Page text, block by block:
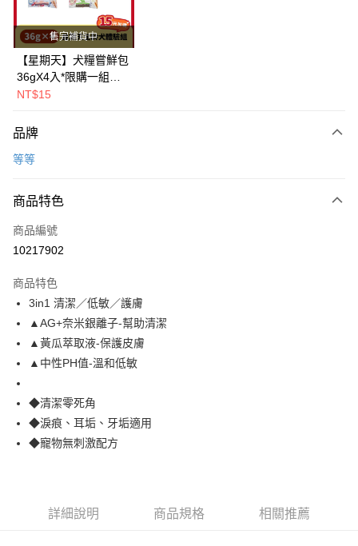
街口支付
悠遊付
Google Pay
AFTEE先享後付
相關說明
AFTEE先享後付是「在收到商品之後才付款」的支付方式。 讓您購物簡單
便利好安心！
２．便利：只要手機號碼，簡訊認證，即可結帳。
３．安心：先確認商品／服務後，再付款。
【「AFTEE先享後付」結帳流程】
結帳頁面，進行簡訊認證並確認金額後，即可完成結帳。
２．訂單成立數日內，您將收到繳費通知簡訊。
３．收到繳費通知簡訊後14天內，點擊此簡訊中的連結，可透過四大超商／
ATM／網路銀行／等多元方式進行付款，方視為交易完成。
※ 請注意：結帳手續完成當下不需立刻繳費，但若您需要取消訂單，請聯絡
購買商品的店家。未經商家同意取消之訂單仍視為有效，需透過AFTEE先享
※ 交易是否成功請以「AFTEE先享後付 」之結帳頁面顯示為準，若有關於
是否繳費成功／繳費後需取消欲退款等相關疑問，請聯繫「AFTEE先享後付
客戶支援中心」https://netprotections.freshdesk.com/support/home
權轉讓予恩沛科技股份有限公司。
運送方式
全家取貨付款
每筆NT$80，滿NT$2,000(含以上)免運費
付款後全家取貨
每筆NT$80，滿NT$2,000(含以上)免運費
7-11取貨付款
每筆NT$80，滿NT$2,000(含以上)免運費
付款後7-11取貨
每筆NT$80，滿NT$2,000(含以上)免運費
大型貨運
售完補貨中
【星期天】犬糧嘗鮮包
36gX4入*限購一組｜
鱈+鮭+牛+羊（效期
NT$15
品牌
等等
商品特色
商品編號
10217902
商品特色
3in1 清潔／低敏／護膚
▲AG+奈米銀離子-幫助清潔
▲黃瓜萃取液-保護皮膚
▲中性PH值-溫和低敏
◆清潔零死角
◆淚痕、耳垢、牙垢適用
◆寵物無刺激配方
詳細說明 商品規格 相關推薦